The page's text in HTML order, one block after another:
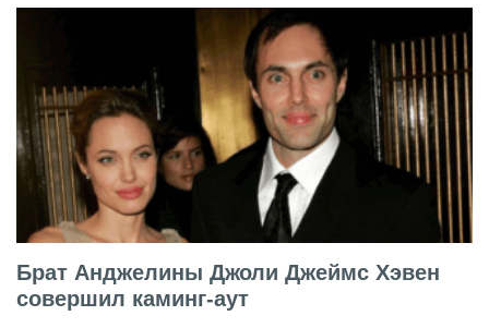
Брат Анджелины Джоли Джеймс Хэвен
совершил каминг-аут